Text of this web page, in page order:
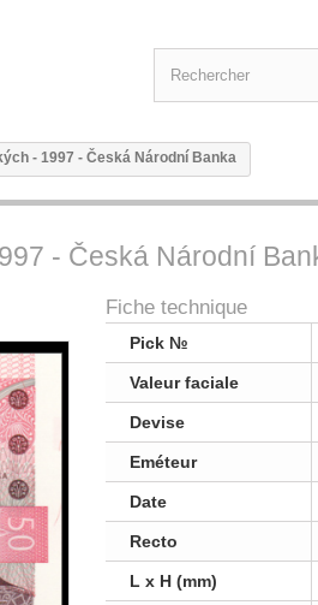
- 1997 - Česká Národní Banka
- Česká Národní
Fiche technique
Pick №
Valeur faciale
Devise
Eméteur
Date
Recto
L x H (mm)